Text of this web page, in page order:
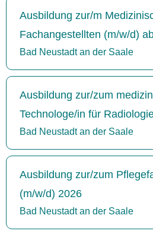
Ausbildung zur/m
Fachangestellten (m/w/d)
Bad Neustadt an der Saale
Ausbildung zur/zum
Technologe/in für
Bad Neustadt an der Saale
Ausbildung zur/zum
(m/w/d) 2026
Bad Neustadt an der Saale